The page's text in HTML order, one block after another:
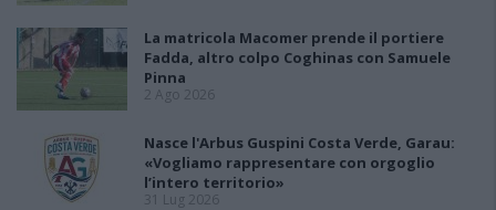
La matricola Macomer prende il portiere
Fadda, altro colpo Coghinas con Samuele
Pinna
2 Ago 2026
Nasce l'Arbus Guspini Costa Verde, Garau:
«Vogliamo rappresentare con orgoglio
l’intero territorio»
31 Lug 2026